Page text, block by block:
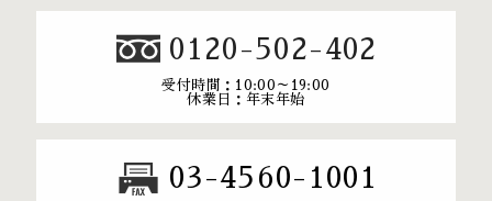
0120-502-402
受付時間：10:00～19:00
休業日：年末年始
03-4560-1001